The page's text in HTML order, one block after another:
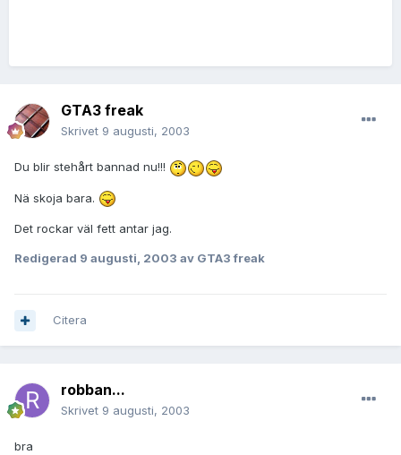
GTA3 freak
Skrivet 9 augusti, 2003
Du blir stehårt bannad nu!!!
Nä skoja bara.
Det rockar väl fett antar jag.
Redigerad 9 augusti, 2003 av GTA3 freak
Citera
robban...
Skrivet 9 augusti, 2003
bra